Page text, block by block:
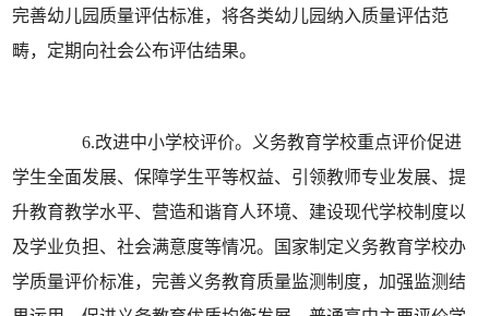
完善幼儿园质量评估标准，将各类幼儿园纳入质量评估范
畴，定期向社会公布评估结果。
6.改进中小学校评价。义务教育学校重点评价促进
学生全面发展、保障学生平等权益、引领教师专业发展、提
升教育教学水平、营造和谐育人环境、建设现代学校制度以
及学业负担、社会满意度等情况。国家制定义务教育学校办
学质量评价标准，完善义务教育质量监测制度，加强监测结